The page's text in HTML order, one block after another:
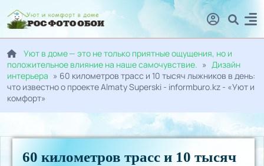
Уют в доме — это не только приятные ощущения, но и
положительное влияние на наше самочувствие. » Дизайн
интерьера » 60 километров трасс и 10 тысяч лыжников в день:
что известно о проекте Almaty Superski - informburo.kz - «Уют и
комфорт»
60 километров трасс и 10 тысяч